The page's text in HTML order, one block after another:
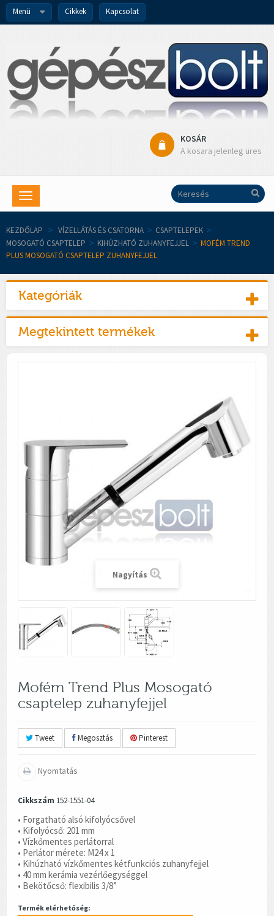
Menü Cikkek Kapcsolat
KOSÁR
A kosara jelenleg üres
Toggle
navigation
KEZDŐLAP > VÍZELLÁTÁS ÉS CSATORNA > CSAPTELEPEK >
MOSOGATÓ CSAPTELEP > KIHÚZHATÓ ZUHANYFEJJEL > MOFÉM TREND
PLUS MOSOGATÓ CSAPTELEP ZUHANYFEJJEL
Kategóriák
Megtekintett termékek
Nagyítás
Mofém Trend Plus Mosogató
csaptelep zuhanyfejjel
Tweet Megosztás Pinterest
Nyomtatás
Cikkszám 152-1551-04
• Forgatható alsó kifolyócsővel
• Kifolyócső: 201 mm
• Vízkőmentes perlátorral
• Perlátor mérete: M24 x 1
• Kihúzható vízkőmentes kétfunkciós zuhanyfejjel
• 40 mm kerámia vezérlőegységgel
• Bekötőcső: flexibilis 3/8”
Termék elérhetőség: